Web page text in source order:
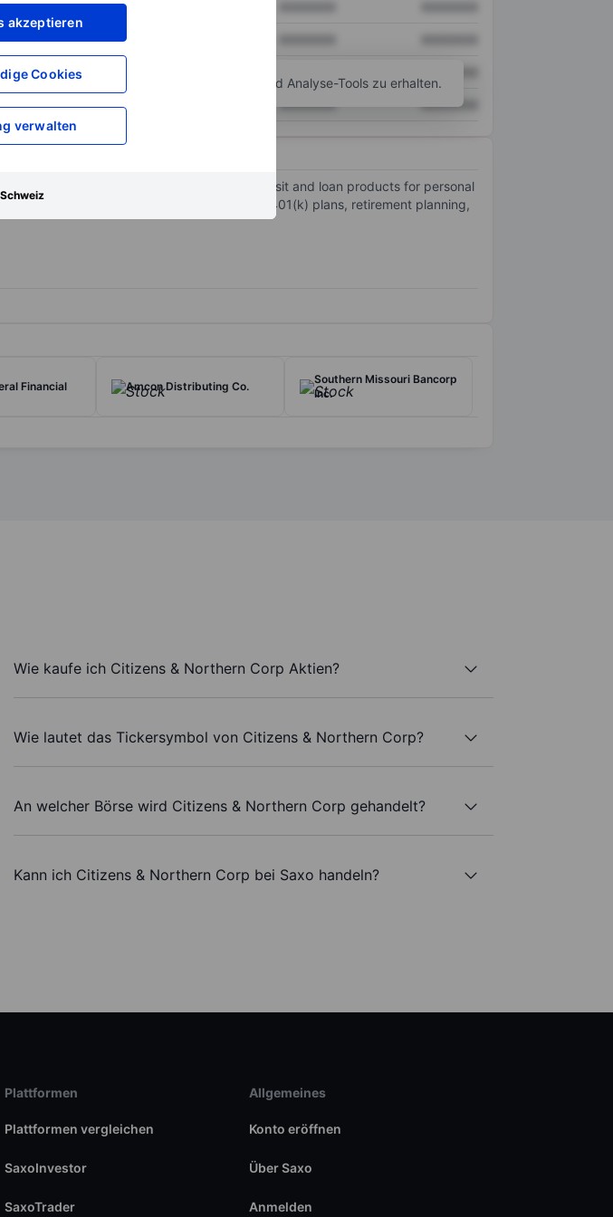
akzeptieren
Cookies
verwalten
Schweiz
XXXXXXX XXXXXXX
eröffnenum Zugriff auf mehr Diagramm- und Analyse-Tools zu erhalten.
It provides banking services, including deposit and loan products for personal
a wide range of financial services, such as 401(k) plans, retirement planning,
Financial Amcon Distributing Co.
Southern Missouri Bancorp
Inc.
Wie kaufe ich Citizens & Northern Corp Aktien?
Wie lautet das Tickersymbol von Citizens & Northern Corp?
An welcher Börse wird Citizens & Northern Corp gehandelt?
Kann ich Citizens & Northern Corp bei Saxo handeln?
Plattformen
Plattformen vergleichen
SaxoInvestor
SaxoTrader
Allgemeines
Konto eröffnen
Über Saxo
Anmelden